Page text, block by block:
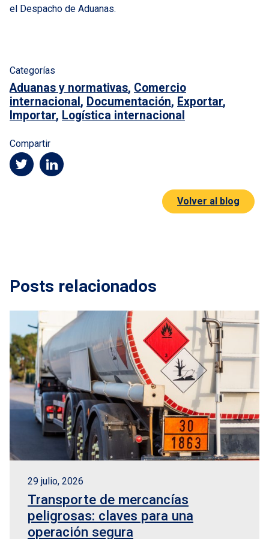
el Despacho de Aduanas.
Categorías
Aduanas y normativas, Comercio
internacional , Documentación, Exportar,
Importar, Logística internacional
Compartir
Volver al blog
Posts relacionados
29 julio, 2026
Transporte de mercancías
peligrosas: claves para una
operación segura